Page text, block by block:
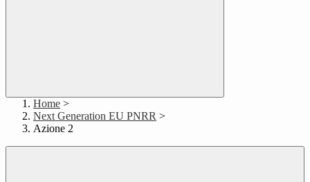
Home >
Next Generation EU PNRR >
Azione 2